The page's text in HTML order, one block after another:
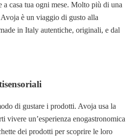
a casa tua ogni mese. Molto più di una
è un viaggio di gusto alla
in Italy autentiche, originali, e dal
di gustare i prodotti. Avoja usa la
vivere un’esperienza enogastronomica
dei prodotti per scoprire le loro